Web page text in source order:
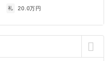
礼 20.0万円